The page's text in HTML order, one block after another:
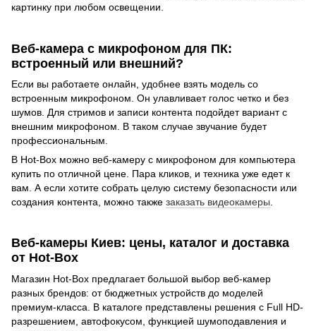
картинку при любом освещении.
Веб-камера с микрофоном для ПК:
встроенный или внешний?
Если вы работаете онлайн, удобнее взять модель со
встроенным микрофоном. Он улавливает голос четко и без
шумов. Для стримов и записи контента подойдет вариант с
внешним микрофоном. В таком случае звучание будет
профессиональным.
В Hot-Box можно веб-камеру с микрофоном для компьютера
купить по отличной цене. Пара кликов, и техника уже едет к
вам. А если хотите собрать целую систему безопасности или
создания контента, можно также заказать видеокамеры
Веб-камеры Киев: цены, каталог и доставка
от Hot-Box
Магазин Hot-Box предлагает большой выбор веб-камер
разных брендов: от бюджетных устройств до моделей
премиум-класса. В каталоге представлены решения с Full HD-
разрешением, автофокусом, функцией шумоподавления и